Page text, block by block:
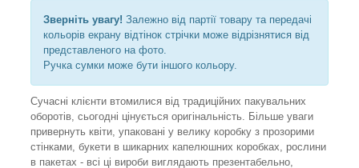
Зверніть увагу! Залежно від партії товару та передачі
кольорів екрану відтінок стрічки може відрізнятися від
представленого на фото.
Ручка сумки може бути іншого кольору.
Сучасні клієнти втомилися від традиційних пакувальних
оборотів, сьогодні цінується оригінальність. Більше уваги
привернуть квіти, упаковані у велику коробку з прозорими
стінками, букети в шикарних капелюшних коробках, рослини
в пакетах - всі ці вироби виглядають презентабельно,